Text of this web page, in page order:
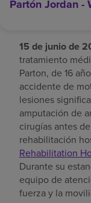
Partón Jordan -
15 de junio de
tratamiento
Parton, de 16
accidente de
lesiones
amputación de
cirugías antes
rehabilitación
Rehabilitation
Durante su
equipo de
fuerza y la